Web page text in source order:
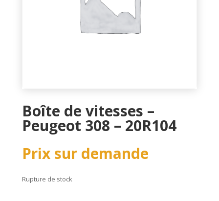
Boîte de vitesses –
Peugeot 308 – 20R104
Prix sur demande
Rupture de stock